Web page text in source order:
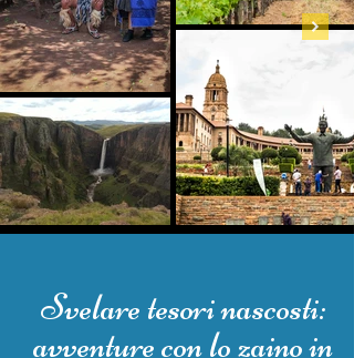
​Svelare tesori nascosti:
avventure con lo zaino in